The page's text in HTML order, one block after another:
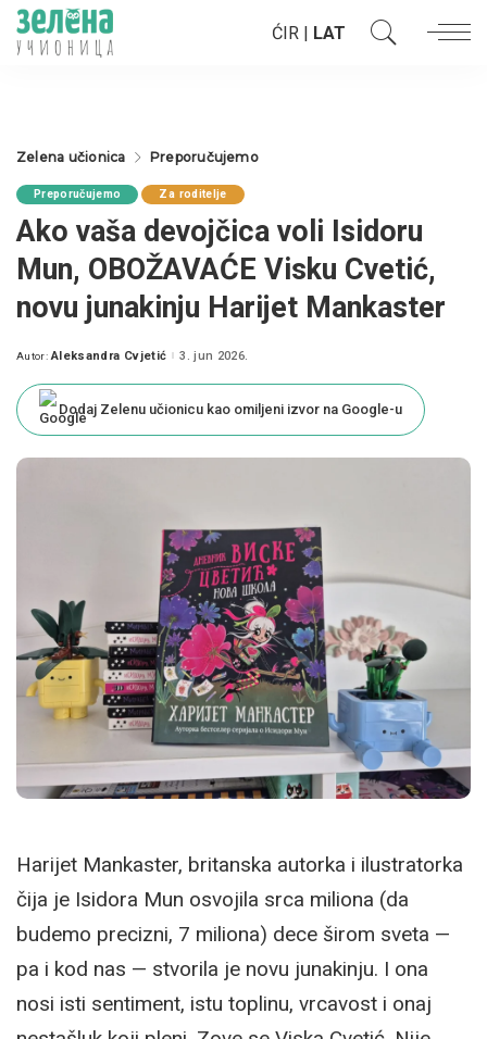
ĆIR | LAT
Zelena učionica Preporučujemo
Preporučujemo Za roditelje
Ako vaša devojčica voli Isidoru
Mun, OBOŽAVAĆE Visku Cvetić,
novu junakinju Harijet Mankaster
Posted
Autor: Aleksandra Cvjetić 3. jun 2026.
Dodaj Zelenu učionicu kao omiljeni izvor na Google-u
Harijet Mankaster, britanska autorka i ilustratorka
čija je Isidora Mun osvojila srca miliona (da
budemo precizni, 7 miliona) dece širom sveta —
pa i kod nas — stvorila je novu junakinju. I ona
nosi isti sentiment, istu toplinu, vrcavost i onaj